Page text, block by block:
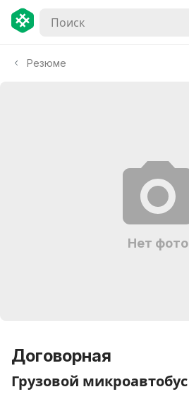
Резюме
Нет фото
Договорная
Грузовой микроавтобус